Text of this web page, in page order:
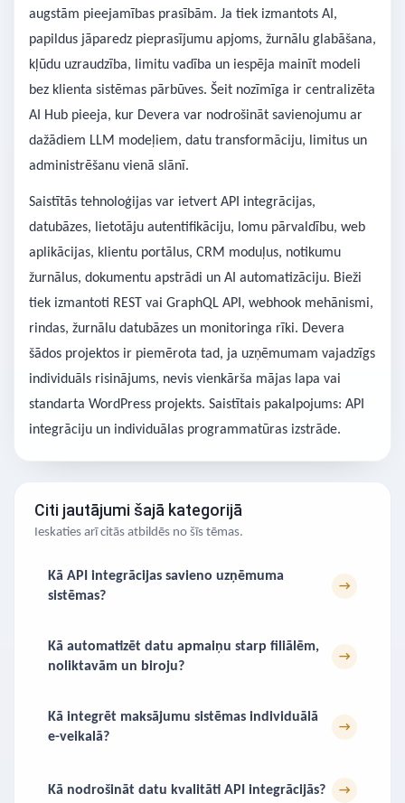
augstām pieejamības prasībām. Ja tiek izmantots AI,
papildus jāparedz pieprasījumu apjoms, žurnālu glabāšana,
kļūdu uzraudzība, limitu vadība un iespēja mainīt modeli
bez klienta sistēmas pārbūves. Šeit nozīmīga ir centralizēta
AI Hub pieeja, kur Devera var nodrošināt savienojumu ar
dažādiem LLM modeļiem, datu transformāciju, limitus un
administrēšanu vienā slānī.
Saistītās tehnoloģijas var ietvert API integrācijas,
datubāzes, lietotāju autentifikāciju, lomu pārvaldību, web
aplikācijas, klientu portālus, CRM moduļus, notikumu
žurnālus, dokumentu apstrādi un AI automatizāciju. Bieži
tiek izmantoti REST vai GraphQL API, webhook mehānismi,
rindas, žurnālu datubāzes un monitoringa rīki. Devera
šādos projektos ir piemērota tad, ja uzņēmumam vajadzīgs
individuāls risinājums, nevis vienkārša mājas lapa vai
standarta WordPress projekts. Saistītais pakalpojums: API
integrāciju un individuālas programmatūras izstrāde.
Citi jautājumi šajā kategorijā
Ieskaties arī citās atbildēs no šīs tēmas.
Kā API integrācijas savieno uzņēmuma
sistēmas?
→
Kā automatizēt datu apmaiņu starp filiālēm,
noliktavām un biroju?
→
Kā integrēt maksājumu sistēmas individuālā
e-veikalā?
→
Kā nodrošināt datu kvalitāti API integrācijās? →